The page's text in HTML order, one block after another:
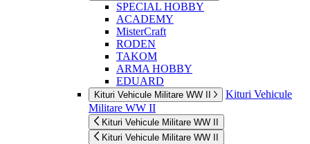
SPECIAL HOBBY
ACADEMY
MisterCraft
RODEN
TAKOM
ARMA HOBBY
EDUARD
Kituri Vehicule Militare WW II
Kituri Vehicule
Militare WW II
Kituri Vehicule Militare WW II
Kituri Vehicule Militare WW II